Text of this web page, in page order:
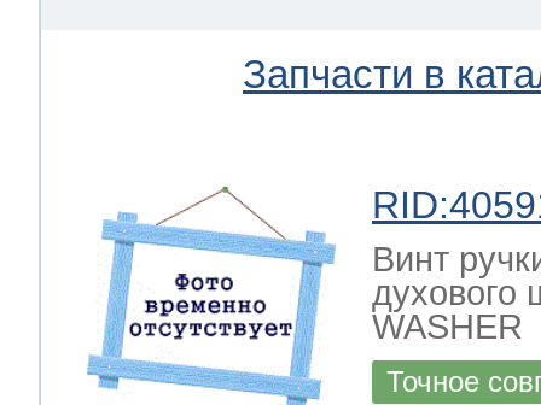
Запчасти в
Винт
духового
WASHER
Точное